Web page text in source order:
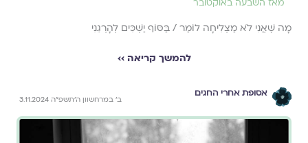
מאז השבעה באוקטובר
מָה שֶׁאֲנִי לֹא מַצְלִיחָה לוֹמַר / בַּסּוֹף יַשְׁכִּים לְהָרְגֵנִי
להמשך קריאה ››
אסופת אחרי החגים
ב׳ במרחשוון ה׳תשפ״ה 3.11.2024